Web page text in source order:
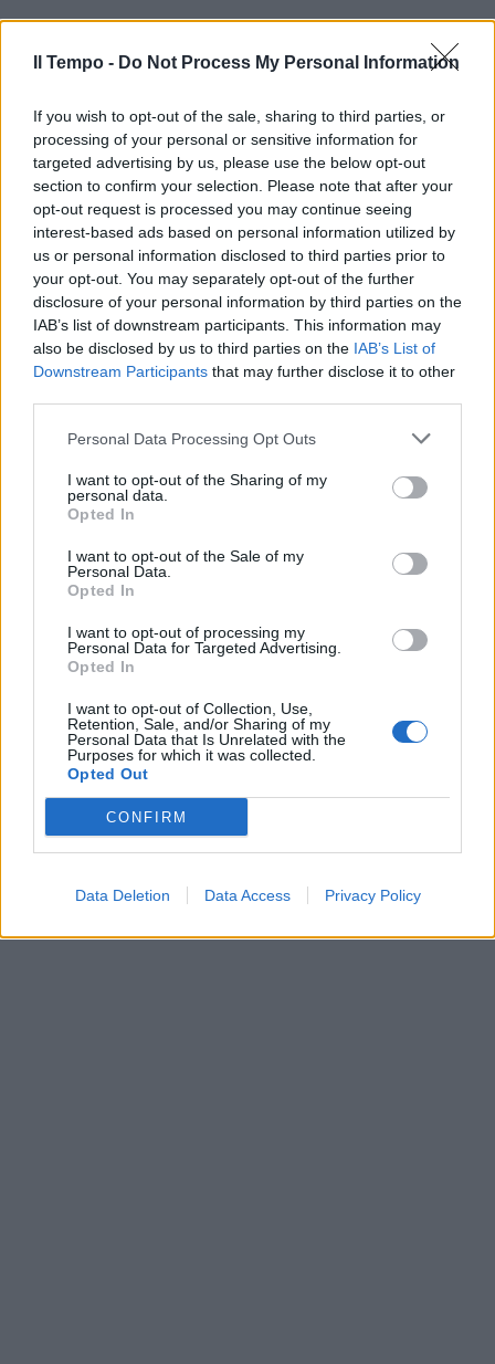
Il Tempo - Do Not Process My Personal Information
If you wish to opt-out of the sale, sharing to third parties, or
processing of your personal or sensitive information for
targeted advertising by us, please use the below opt-out
section to confirm your selection. Please note that after your
opt-out request is processed you may continue seeing
interest-based ads based on personal information utilized by
us or personal information disclosed to third parties prior to
your opt-out. You may separately opt-out of the further
disclosure of your personal information by third parties on the
IAB’s list of downstream participants. This information may
also be disclosed by us to third parties on the IAB’s List of
Downstream Participants that may further disclose it to other
Personal Data Processing Opt Outs
I want to opt-out of the Sharing of my
personal data.
Opted In
I want to opt-out of the Sale of my
Personal Data.
Opted In
I want to opt-out of processing my
Personal Data for Targeted Advertising.
Opted In
I want to opt-out of Collection, Use,
Retention, Sale, and/or Sharing of my
Personal Data that Is Unrelated with the
Purposes for which it was collected.
Opted Out
CONFIRM
Data Deletion Data Access Privacy Policy
In evidenza